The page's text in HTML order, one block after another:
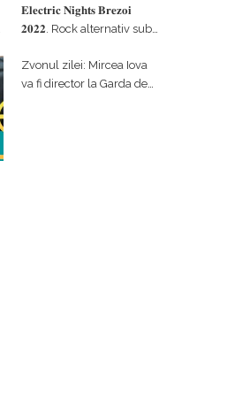
𝐄𝐥𝐞𝐜𝐭𝐫𝐢𝐜 𝐍𝐢𝐠𝐡𝐭𝐬 𝐁𝐫𝐞𝐳𝐨𝐢
𝟐𝟎𝟐𝟐. Rock alternativ sub
#𝐁𝐫𝐞𝐳𝐨𝐢𝐮𝐥𝐋𝐮𝐦𝐢𝐢
Zvonul zilei: Mircea Iova
va fi director la Garda de